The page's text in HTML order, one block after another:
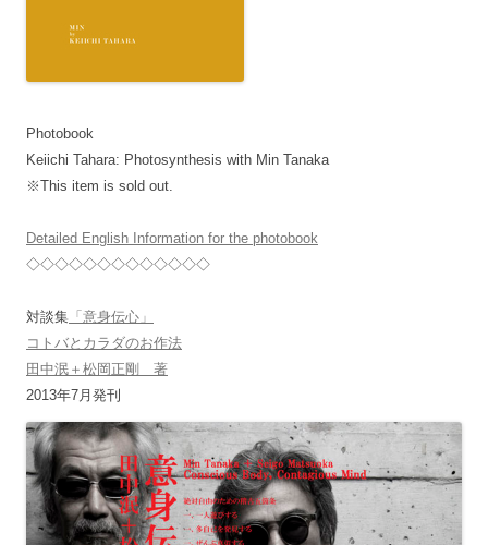
Photobook
Keiichi Tahara: Photosynthesis with Min Tanaka
※This item is sold out.
Detailed English Information for the photobook
◇◇◇◇◇◇◇◇◇◇◇◇◇
対談集 「意身伝心」
コトバとカラダのお作法
田中泯＋松岡正剛 著
2013年7月発刊